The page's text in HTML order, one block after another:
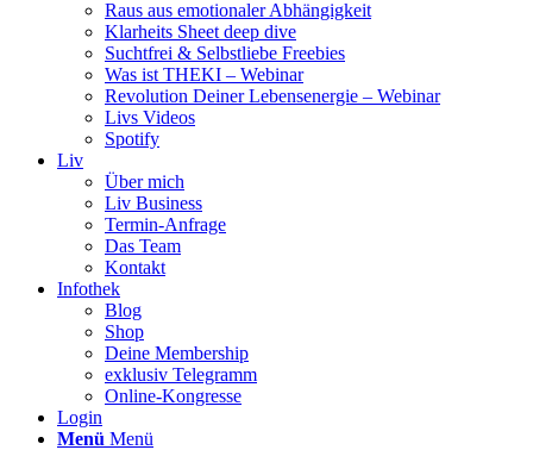
Raus aus emotionaler Abhängigkeit
Klarheits Sheet deep dive
Suchtfrei & Selbstliebe Freebies
Was ist THEKI – Webinar
Revolution Deiner Lebensenergie – Webinar
Livs Videos
Spotify
Liv
Über mich
Liv Business
Termin-Anfrage
Das Team
Kontakt
Infothek
Blog
Shop
Deine Membership
exklusiv Telegramm
Online-Kongresse
Login
Menü Menü